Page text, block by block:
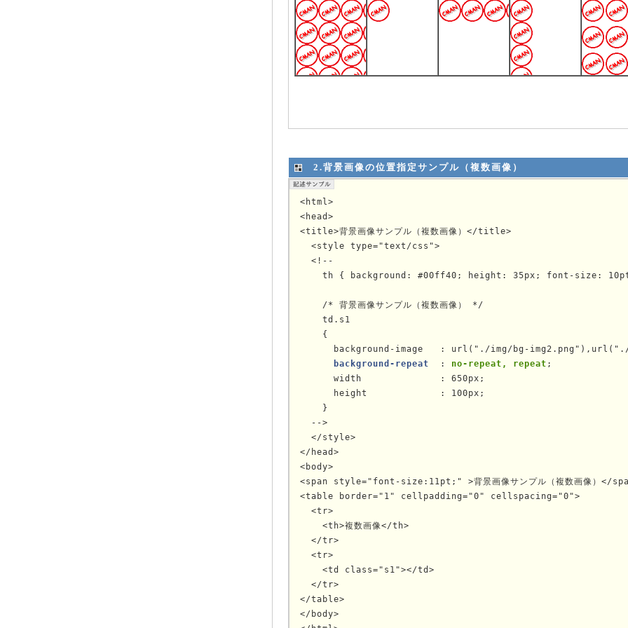
2.背景画像の位置指定サンプル（複数画像）
<html>
<head>
<title>背景画像サンプル（複数画像）</title>
<style type="text/css">
  <!--
th { background: #00ff40; height: 35px; font-size:
    /* 背景画像サンプル（複数画像） */
td.s1
    {
background-image   : url("./img/bg-
background-repeat
  :
no-repeat, repeat ;
      width              : 650px;
      height             : 100px;
    }
  -->
</style>
</head>
<body>
<span style="font-size:11pt;" >背景画像サンプル（複数画像）</
<table border="1" cellpadding="0" cellspacing="0">
  <tr>
    <th>複数画像</th>
  </tr>
  <tr>
<td class="s1"></td>
  </tr>
</table>
</body>